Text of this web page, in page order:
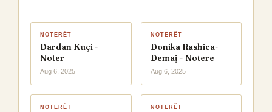
NOTERËT
Dardan Kuçi -
Noter
Aug 6, 2025
NOTERËT
Donika Rashica-
Demaj - Notere
Aug 6, 2025
NOTERËT NOTERËT